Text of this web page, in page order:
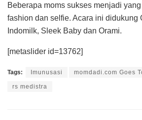
Beberapa moms sukses menjadi
fashion dan selfie. Acara ini didukung
Indomilk, Sleek Baby dan Orami.
[metaslider id=13762]
Tags: Imunusasi momdadi.com Goes
rs medistra